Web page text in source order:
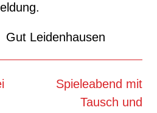
Gut Leidenhausen
Spieleabend mit
Tausch und